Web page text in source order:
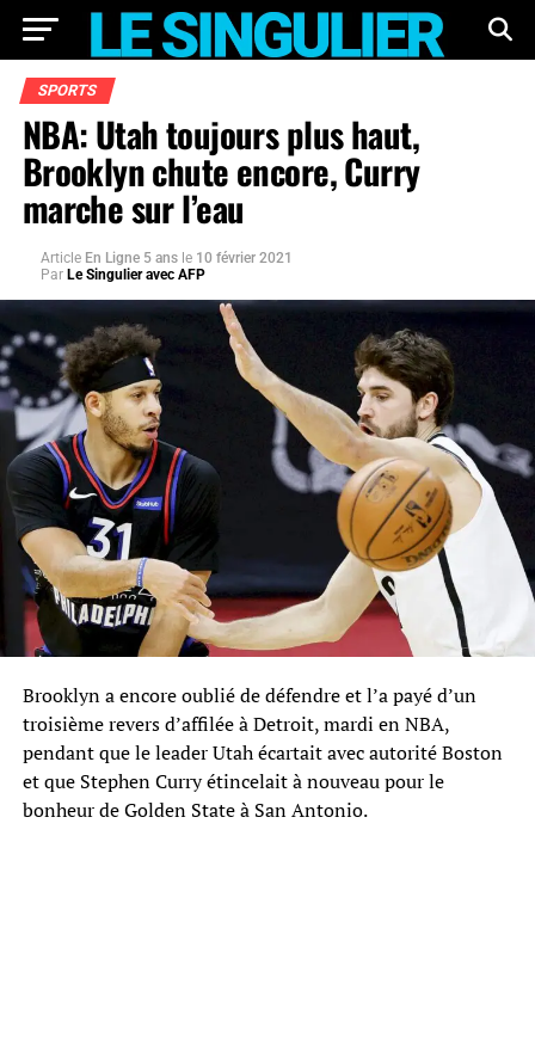
SPORTS
NBA: Utah toujours plus haut,
Brooklyn chute encore, Curry
marche sur l’eau
Article En Ligne 5 ans le 10 février 2021
Par Le Singulier avec AFP
Brooklyn a encore oublié de défendre et l’a payé d’un
troisième revers d’affilée à Detroit, mardi en NBA,
pendant que le leader Utah écartait avec autorité Boston
et que Stephen Curry étincelait à nouveau pour le
bonheur de Golden State à San Antonio.